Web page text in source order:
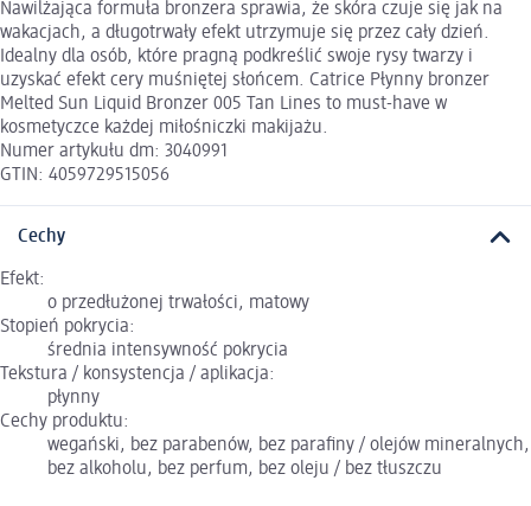
Nawilżająca formuła bronzera sprawia, że skóra czuje się jak na
wakacjach, a długotrwały efekt utrzymuje się przez cały dzień.
Idealny dla osób, które pragną podkreślić swoje rysy twarzy i
uzyskać efekt cery muśniętej słońcem. Catrice Płynny bronzer
Melted Sun Liquid Bronzer 005 Tan Lines to must-have w
kosmetyczce każdej miłośniczki makijażu.
Numer artykułu dm: 3040991
GTIN: 4059729515056
Cechy
Efekt:
o przedłużonej trwałości, matowy
Stopień pokrycia:
średnia intensywność pokrycia
Tekstura / konsystencja / aplikacja:
płynny
Cechy produktu:
wegański, bez parabenów, bez parafiny / olejów mineralnych,
bez alkoholu, bez perfum, bez oleju / bez tłuszczu